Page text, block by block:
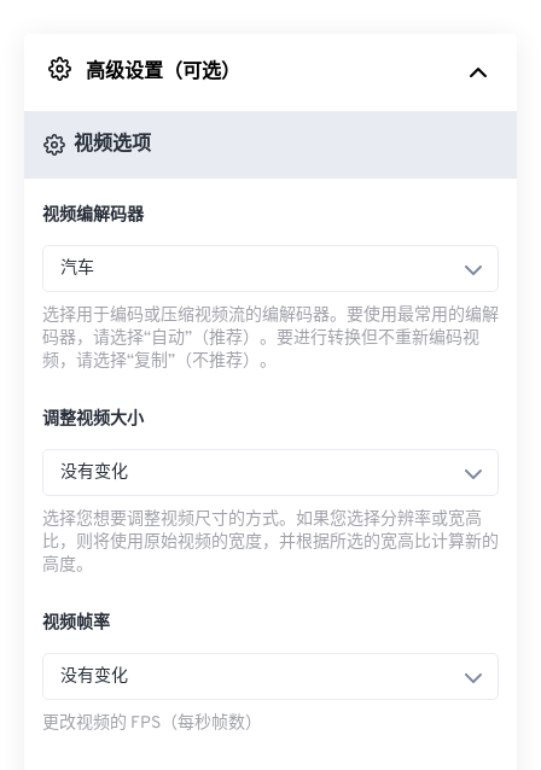
来自 Google Drive
高级设置（可选）
视频选项
视频编解码器
汽车
选择用于编码或压缩视频流的编解码器。要使用最常用的编解
码器，请选择“自动”（推荐）。要进行转换但不重新编码视
频，请选择“复制”（不推荐）。
调整视频大小
没有变化
选择您想要调整视频尺寸的方式。如果您选择分辨率或宽高
比，则将使用原始视频的宽度，并根据所选的宽高比计算新的
高度。
视频帧率
没有变化
更改视频的 FPS（每秒帧数）